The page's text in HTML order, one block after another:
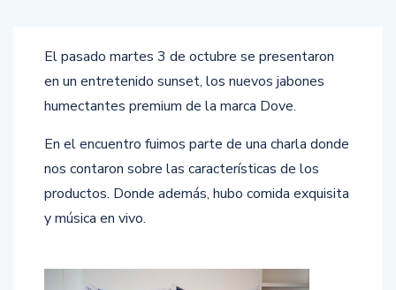
El pasado martes 3 de octubre se presentaron
en un entretenido sunset, los nuevos jabones
humectantes premium de la marca Dove.
En el encuentro fuimos parte de una charla donde
nos contaron sobre las características de los
productos. Donde además, hubo comida exquisita
y música en vivo.